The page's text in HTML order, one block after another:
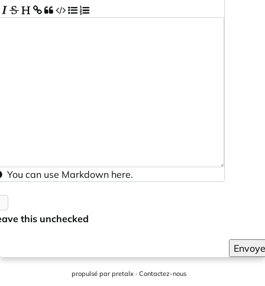
You can use Markdown here.
this unchecked
propulsé par pretalx · Contactez-nous